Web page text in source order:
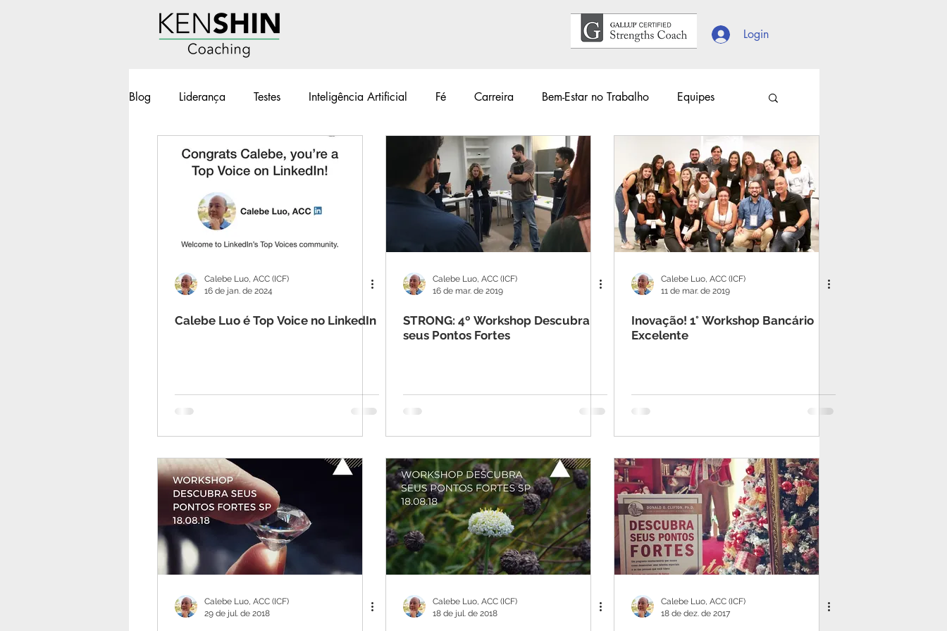
Login
Blog Liderança Testes Inteligência Artificial Fé Carreira Bem-Estar no Trabalho Equipes
Workshops Geek e Pop Acontece #34Lentes Educação Escolhas
BOT - Brilho nos Olhos no Trabalho
Calebe Luo, ACC (ICF)
16 de jan. de 2024
Calebe Luo é Top Voice no LinkedIn
Calebe Luo, ACC (ICF)
16 de mar. de 2019
STRONG: 4º Workshop Descubra
seus Pontos Fortes
Calebe Luo, ACC (ICF)
11 de mar. de 2019
Inovação! 1° Workshop Bancário
Excelente
Calebe Luo, ACC (ICF)
29 de jul. de 2018
Calebe Luo, ACC (ICF)
18 de jul. de 2018
Calebe Luo, ACC (ICF)
18 de dez. de 2017